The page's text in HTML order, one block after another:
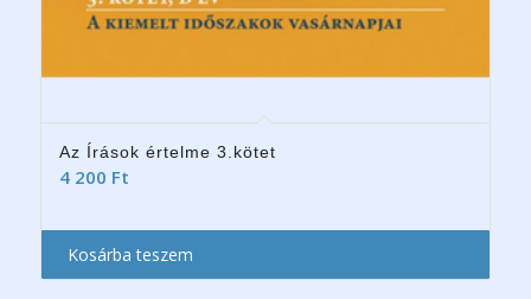
Az Írások értelme 3.kötet
4 200 Ft
Kosárba teszem